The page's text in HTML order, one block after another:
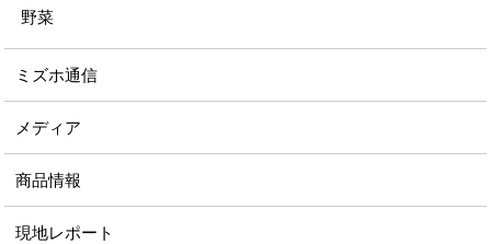
野菜
ミズホ通信
メディア
商品情報
現地レポート